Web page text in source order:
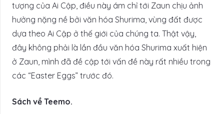
tượng của Ai Cập, điều này ám chỉ tới Zaun chịu ảnh
hưởng nặng nề bởi văn hóa Shurima, vùng đất được
dựa theo Ai Cập ở thế giới của chúng ta. Thật vậy,
đây không phải là lần đầu văn hóa Shurima xuất hiện
ở Zaun, mình đã đề cập tới vấn đề này rất nhiều trong
các “Easter Eggs” trước đó.
Sách về Teemo.